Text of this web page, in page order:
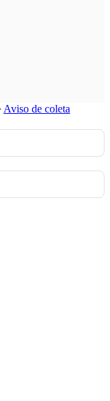
∙ Aviso de coleta